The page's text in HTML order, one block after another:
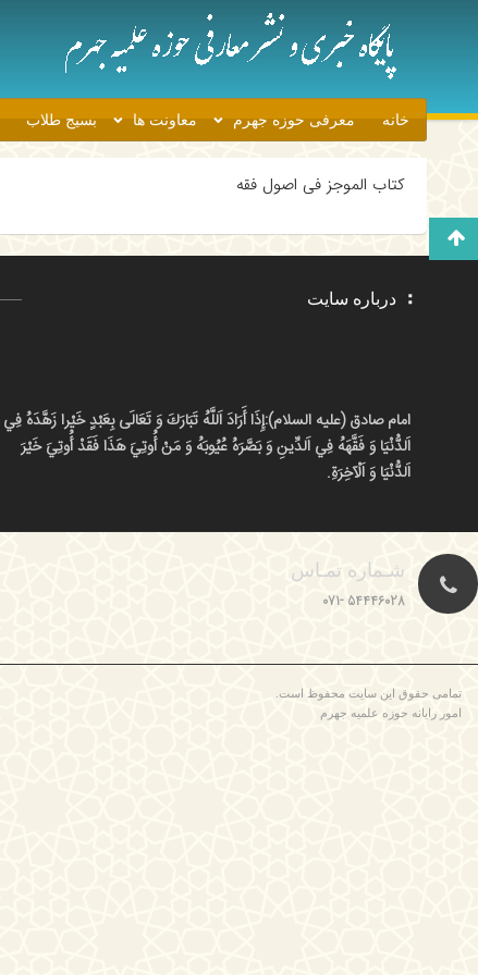
خانه معرفی حوزه جهرم معاونت ها بسیج طلاب
برو بالا
کتاب الموجز فی اصول فقه
درباره سایت
امام صادق (علیه السلام):إِذَا أَرَادَ اَللَّهُ تَبَارَكَ وَ تَعَالَى بِعَبْدٍ خَيْرا زَهَّدَهُ فِي
اَلدُّنْيَا وَ فَقَّهَهُ فِي اَلدِّينِ وَ بَصَّرَهُ عُيُوبَهُ وَ مَنْ أُوتِيَ هَذَا فَقَدْ أُوتِيَ خَيْرَ
اَلدُّنْيَا وَ اَلْآخِرَةِ.
شـماره تمـاس
54446028 -071
تمامی حقوق این سایت محفوظ است.
امور رایانه حوزه علمیه جهرم